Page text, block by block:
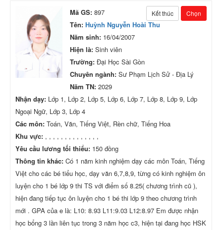
Kết thúc Chọn
Mã GS: 897
Tên: Huỳnh Nguyễn Hoài Thu
Năm sinh: 16/04/2007
Hiện là: Sinh viên
Trường: Đại Học Sài Gòn
Chuyên ngành: Sư Phạm Lịch Sử - Địa Lý
Năm TN: 2029
Nhận dạy: Lớp 1, Lớp 2, Lớp 5, Lớp 6, Lớp 7, Lớp 8, Lớp 9, Lớp
Ngoại Ngữ, Lớp 3, Lớp 4
Các môn: Toán, Văn, Tiếng Việt, Rèn chữ, Tiếng Hoa
Khu vực: , , , , , , , , , , , , , ,
Yêu cầu lương tối thiểu: 150 đồng
Thông tin khác: Có 1 năm kinh nghiệm dạy các môn Toán, Tiếng
Việt cho các bé tiểu học, dạy văn 6,7,8,9, từng có kinh nghiệm ôn
luyện cho 1 bé lớp 9 thi TS với điểm số 8.25( chương trình cũ ),
hiện đang tiếp tục ôn luyện cho 1 bé thi lớp 9 theo chương trình
mới . GPA của e là: L10: 8.93 L11:9.03 L12:8.97 Em được nhận
học bổng 3 lần liên tục trong 3 năm học c3, hiện tại đang học HSK